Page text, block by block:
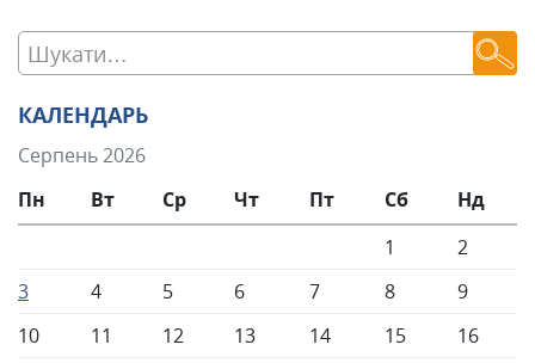
КАЛЕНДАРЬ
Серпень 2026
Пн
Вт Ср Чт Пт Сб
Нд
1
2
3
4 5 6 7 8
9
10
11 12 13 14 15
16